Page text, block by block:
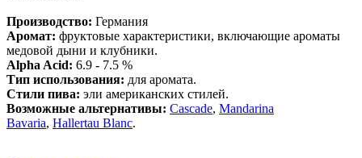
Производство: Германия
Аромат: фруктовые характеристики, включающие ароматы
медовой дыни и клубники.
Alpha Acid: 6.9 - 7.5 %
Тип использования: для аромата.
Стили пива: эли американских стилей.
Возможные альтернативы: Cascade, Mandarina
Bavaria, Hallertau Blanc.